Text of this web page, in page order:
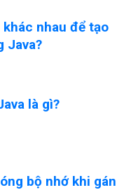
nhau để tạo
Java?
là gì?
bộ nhớ khi gán